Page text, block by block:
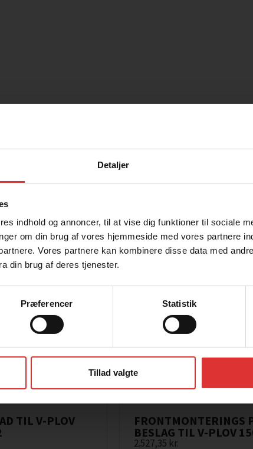
Detaljer
indhold og annoncer, til at vise dig funktioner til sociale
om din brug af vores hjemmeside med vores partnere
Vores partnere kan kombinere disse data med
din brug af deres tjenester.
Præferencer Statistik
Tillad valgte
og trykfejl.
TIL V-PLOV
FRONTMONTERINGS
BESLAG TIL V-PLOV
2.527,35 kr.
Jeg handler som